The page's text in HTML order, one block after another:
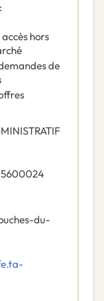
:
hors
de
du-